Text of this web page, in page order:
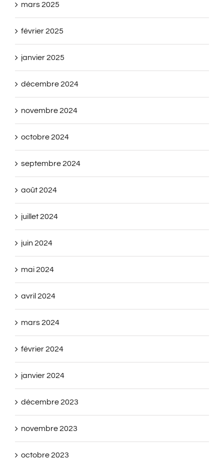
mars 2025
février 2025
janvier 2025
décembre 2024
novembre 2024
octobre 2024
septembre 2024
août 2024
juillet 2024
juin 2024
mai 2024
avril 2024
mars 2024
février 2024
janvier 2024
décembre 2023
novembre 2023
octobre 2023